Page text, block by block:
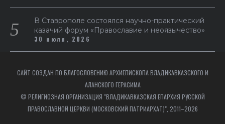
В Ставрополе состоялся научно-практический
казачий форум «Православие и неоязычество»
30 июля, 2026
САЙТ СОЗДАН ПО БЛАГОСЛОВЕНИЮ АРХИЕПИСКОПА ВЛАДИКАВКАЗСКОГО И
АЛАНСКОГО ГЕРАСИМА
© РЕЛИГИОЗНАЯ ОРГАНИЗАЦИЯ "ВЛАДИКАВКАЗСКАЯ ЕПАРХИЯ РУССКОЙ
ПРАВОСЛАВНОЙ ЦЕРКВИ (МОСКОВСКИЙ ПАТРИАРХАТ)", 2011–2026